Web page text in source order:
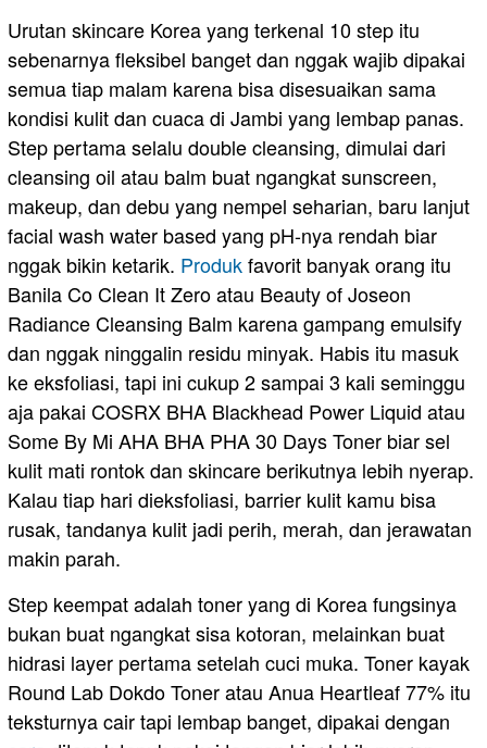
Urutan skincare Korea yang terkenal 10 step itu
sebenarnya fleksibel banget dan nggak wajib dipakai
semua tiap malam karena bisa disesuaikan sama
kondisi kulit dan cuaca di Jambi yang lembap panas.
Step pertama selalu double cleansing, dimulai dari
cleansing oil atau balm buat ngangkat sunscreen,
makeup, dan debu yang nempel seharian, baru lanjut
facial wash water based yang pH-nya rendah biar
nggak bikin ketarik. Produkfavorit banyak orang itu
Banila Co Clean It Zero atau Beauty of Joseon
Radiance Cleansing Balm karena gampang emulsify
dan nggak ninggalin residu minyak. Habis itu masuk
ke eksfoliasi, tapi ini cukup 2 sampai 3 kali seminggu
aja pakai COSRX BHA Blackhead Power Liquid atau
Some By Mi AHA BHA PHA 30 Days Toner biar sel
kulit mati rontok dan skincare berikutnya lebih nyerap.
Kalau tiap hari dieksfoliasi, barrier kulit kamu bisa
rusak, tandanya kulit jadi perih, merah, dan jerawatan
makin parah.
Step keempat adalah toner yang di Korea fungsinya
bukan buat ngangkat sisa kotoran, melainkan buat
hidrasi layer pertama setelah cuci muka. Toner kayak
Round Lab Dokdo Toner atau Anua Heartleaf 77% itu
teksturnya cair tapi lembap banget, dipakai dengan